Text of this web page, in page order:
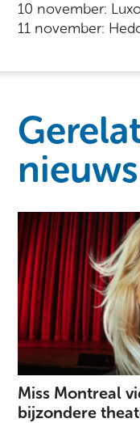
10 november:
11 november:
nieuws
Miss Montreal
bijzondere